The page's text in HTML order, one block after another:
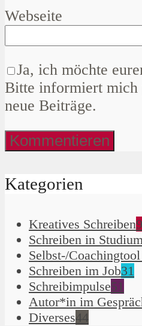
Webseite
Ja, ich möchte
Bitte informiert
neue Beiträge.
Kategorien
Kreatives Schreiben
Schreiben in
Selbst-/
Schreiben im Job31
Schreibimpulse51
Autor*in im
Diverses44